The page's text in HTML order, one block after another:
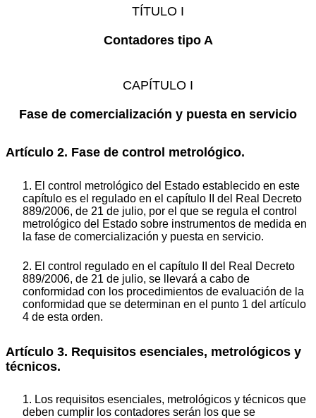
TÍTULO I
Contadores tipo A
CAPÍTULO I
Fase de comercialización y puesta en servicio
Artículo 2. Fase de control metrológico.
1. El control metrológico del Estado establecido en este
capítulo es el regulado en el capítulo II del Real Decreto
889/2006, de 21 de julio, por el que se regula el control
metrológico del Estado sobre instrumentos de medida en
la fase de comercialización y puesta en servicio.
2. El control regulado en el capítulo II del Real Decreto
889/2006, de 21 de julio, se llevará a cabo de
conformidad con los procedimientos de evaluación de la
conformidad que se determinan en el punto 1 del artículo
4 de esta orden.
Artículo 3. Requisitos esenciales, metrológicos y
técnicos.
1. Los requisitos esenciales, metrológicos y técnicos que
deben cumplir los contadores serán los que se